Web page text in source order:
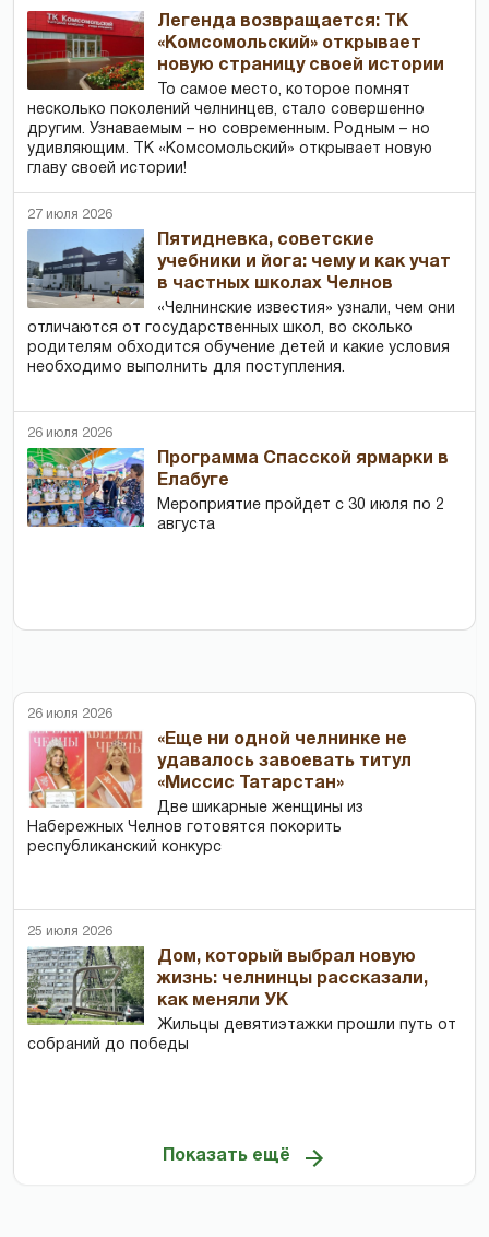
Легенда возвращается: ТК
«Комсомольский» открывает
новую страницу своей истории
То самое место, которое помнят
несколько поколений челнинцев, стало совершенно
другим. Узнаваемым – но современным. Родным – но
удивляющим. ТК «Комсомольский» открывает новую
главу своей истории!
27 июля 2026
Пятидневка, советские
учебники и йога: чему и как учат
в частных школах Челнов
«Челнинские известия» узнали, чем они
отличаются от государственных школ, во сколько
родителям обходится обучение детей и какие условия
необходимо выполнить для поступления.
26 июля 2026
Программа Спасской ярмарки в
Елабуге
Мероприятие пройдет с 30 июля по 2
августа
26 июля 2026
«Еще ни одной челнинке не
удавалось завоевать титул
«Миссис Татарстан»
Две шикарные женщины из
Набережных Челнов готовятся покорить
республиканский конкурс
25 июля 2026
Дом, который выбрал новую
жизнь: челнинцы рассказали,
как меняли УК
Жильцы девятиэтажки прошли путь от
собраний до победы
Показать ещё